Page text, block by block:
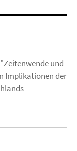
und
Implikationen der